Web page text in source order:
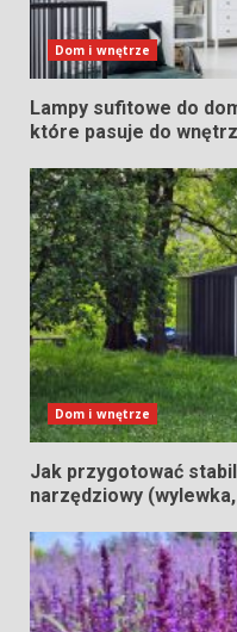
Dom i wnętrze
Lampy sufitowe do
które pasuje do
Dom i wnętrze
Jak przygotować
narzędziowy